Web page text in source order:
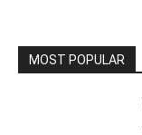
MOST POPULAR